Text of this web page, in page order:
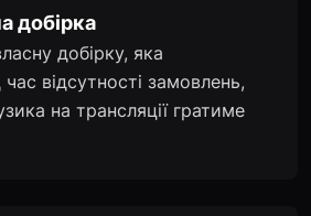
добірка
добірку, яка
відсутності замовлень,
на трансляції гратиме